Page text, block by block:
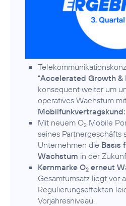
“Accelerated Growth &
konsequent weiter um
operatives Wachstum mit
Mit neuem O2 Mobile
seines Partnergeschäfts
Unternehmen die Basis
Wachstum in der
Kernmarke O2 erneut
Gesamtumsatz liegt vor
Regulierungseffekten
Vorjahresniveau.